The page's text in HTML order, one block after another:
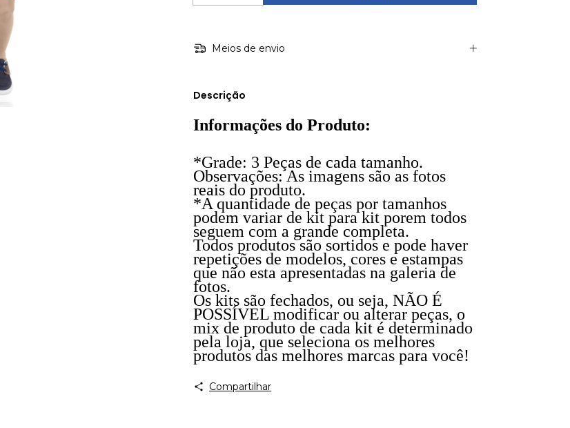
Meios de envio
Descrição
Informações do Produto:
*Grade: 3 Peças de cada tamanho.
Observações: As imagens são as fotos
reais do produto.
*A quantidade de peças por tamanhos
podem variar de kit para kit porem todos
seguem com a grande completa.
Todos produtos são sortidos e pode haver
repetições de modelos, cores e estampas
que não esta apresentadas na galeria de
fotos.
Os kits são fechados, ou seja, NÃO É
POSSÍVEL modificar ou alterar peças, o
mix de produto de cada kit é determinado
pela loja, que seleciona os melhores
produtos das melhores marcas para você!
Compartilhar